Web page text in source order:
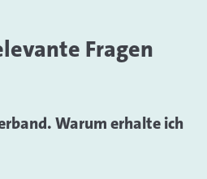
Fragen
Warum erhalte ich